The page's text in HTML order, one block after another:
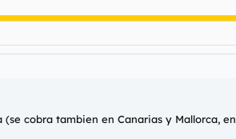
pero allí no pasan de ser un simple
de
cobra tambien en Canarias y Mallorca,